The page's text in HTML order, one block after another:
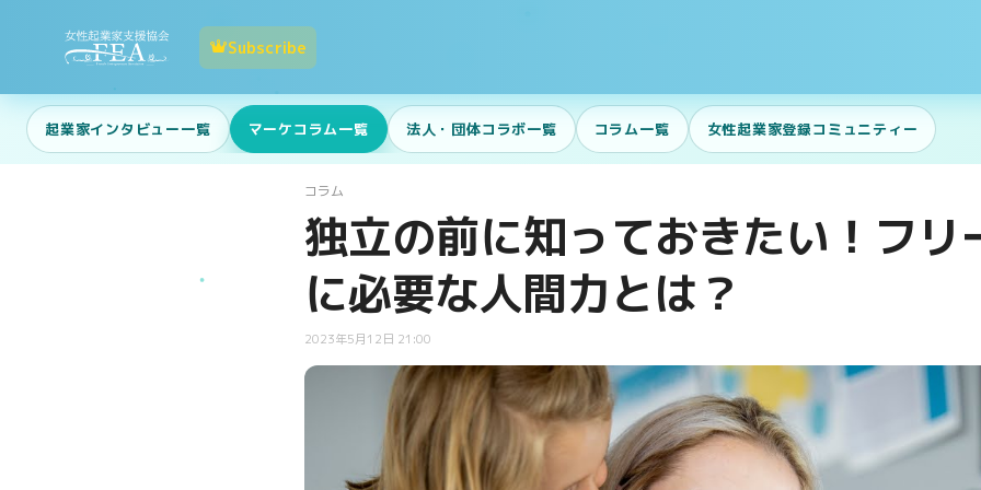
Subscribe
起業家インタビュー一覧 マーケコラム一覧 法人・団体コラボ一覧 コラム一覧 女性起業家登録コミュニティー
コラム
独立の前に知っておきたい！フリ
に必要な人間力とは？
2023年5月12日 21:00